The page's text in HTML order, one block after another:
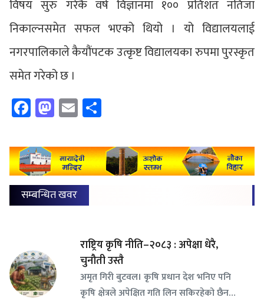
विषय सुरु गरेकै वर्ष विज्ञानमा १०० प्रतिशत नतिजा
निकाल्नसमेत सफल भएको थियो । यो विद्यालयलाई
नगरपालिकाले कैयौंपटक उत्कृष्ट विद्यालयका रुपमा पुरस्कृत
समेत गरेको छ ।
Facebook
Mastodon
Email
सम्बन्धित खवर
राष्ट्रिय कृषि नीति–२०८३ : अपेक्षा धेरै,
चुनौती उस्तै
अमृत गिरी बुटवल। कृषि प्रधान देश भनिए पनि
कृषि क्षेत्रले अपेक्षित गति लिन सकिरहेको छैन…